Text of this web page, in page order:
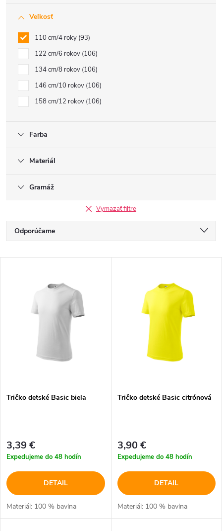
Veľkosť
110 cm/4 roky 93
122 cm/6 rokov 106
134 cm/8 rokov 106
146 cm/10 rokov 106
158 cm/12 rokov 106
Farba
Materiál
Gramáž
Vymazať filtre
R
a
p
o
d
u
Odporúčame
Najpredávanejšie
Abecedne
p
o
d
u
k
Tričko detské Basic biela
3,39 €
Expedujeme do 48 hodín
DETAIL
Materiál: 100 % bavlna
Tričko detské Basic citrónová
3,90 €
Expedujeme do 48 hodín
DETAIL
Materiál: 100 % bavlna